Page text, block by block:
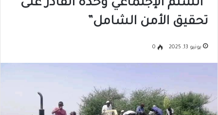
“السلم الإجتماعي وحده القادر على
تحقيق الأمن الشامل”
يونيو 13, 2025 0